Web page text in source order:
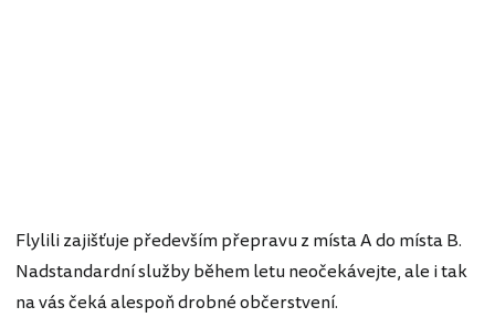
Flylili zajišťuje především přepravu z místa A do místa B.
Nadstandardní služby během letu neočekávejte, ale i tak
na vás čeká alespoň drobné občerstvení.